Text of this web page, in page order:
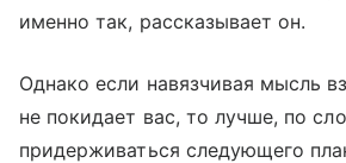
именно так, рассказывает он.
Однако если навязчивая мысль
не покидает вас, то лучше, по
придерживаться следующего